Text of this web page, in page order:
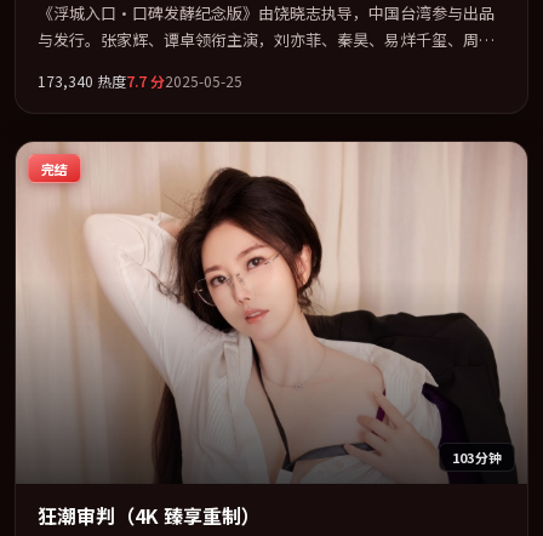
《浮城入口·口碑发酵纪念版》由饶晓志执导，中国台湾参与出品
与发行。张家辉、谭卓领衔主演，刘亦菲、秦昊、易烊千玺、周迅
「传记」类型为骨架，在叙事、表演与视听上力求统一。定于
2025-05-25 在内地院线及主流平台同步亮相，2025 年度话题片中口
碑稳健，适合喜欢强情节与人物弧光的观众完整观看。
173,340 热度7.7分2025-05-25
完结
103分钟
狂潮审判（4K 臻享重制）